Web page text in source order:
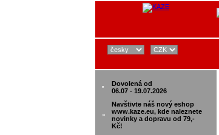
•
Dovolená od
06.07 - 19.07.2026
»
Navštivte náš nový eshop
www.kaze.eu, kde naleznete
novinky a dopravu od 79,-
Kč!